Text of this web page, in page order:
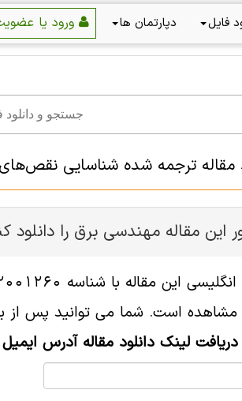
فایل دپارتمان ها
مقاله ترجمه شده شناسایی
این مقاله مهندسی برق را دانلود
مشاهده است. شما می توانید پس از
دریافت لینک دانلود مقاله آدرس